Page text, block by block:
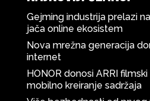
Gejming industrija prelazi
jača online ekosistem
Nova mrežna generacija
internet
HONOR donosi ARRI
mobilno kreiranje sadržaja